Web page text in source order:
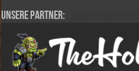
Unsere Partner: